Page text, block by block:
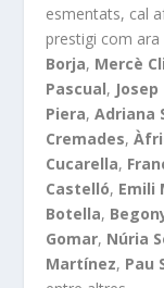
esmentats, cal
prestigi com ara
Borja, Mercè
Pascual, Josep
Piera,Adriana
Cremades,
Cucarella,
Castelló, Emili
Botella,
Gomar, Núria
Martínez, Pau